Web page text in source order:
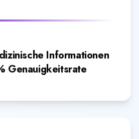
Informationen
Genauigkeitsrate